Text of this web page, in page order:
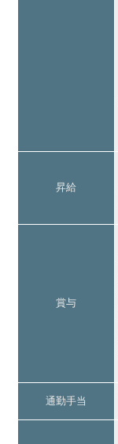
昇給
賞与
通勤手当